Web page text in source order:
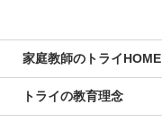
家庭教師のトライHOME
トライの教育理念